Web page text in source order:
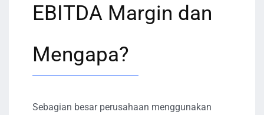
EBITDA Margin dan
Mengapa?
Sebagian besar perusahaan menggunakan